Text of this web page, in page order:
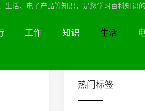
活、电子产品等知识，是您学习百科知识的
工作 知识 生活
热门标签